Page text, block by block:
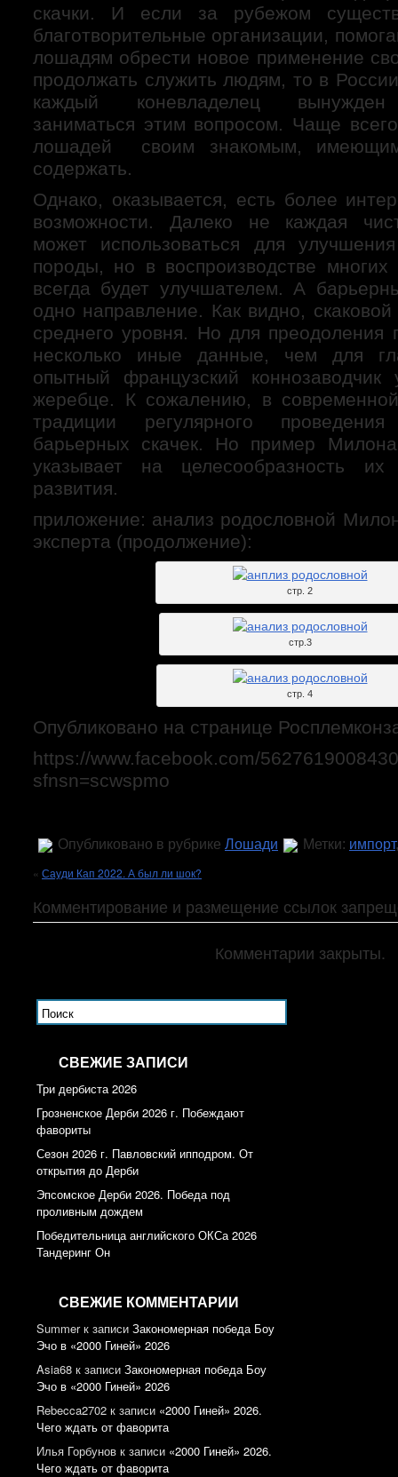
скачки. И если за рубежом
благотворительные организации,
лошадям обрести новое применение
продолжать служить людям, то в
каждый коневладелец вынужден
заниматься этим вопросом. Чаще
лошадей своим знакомым,
содержать.
Однако, оказывается, есть более
возможности. Далеко не каждая
может использоваться для
породы, но в воспроизводстве
всегда будет улучшателем. А
одно направление. Как видно,
среднего уровня. Но для преодоления
несколько иные данные, чем для
опытный французский
жеребце. К сожалению, в
традиции регулярного
барьерных скачек. Но пример
указывает на целесообразность
развития.
приложение: анализ родословной
эксперта (продолжение):
стр. 2
стр.3
стр. 4
Опубликовано на странице
https://www.facebook.com/
sfnsn=scwspmo
Опубликовано в рубрике Лошади Метки: импорт
« Сауди Кап 2022. А был ли шок?
Комментирование и размещение ссылок
Комментарии закрыты.
СВЕЖИЕ ЗАПИСИ
Три дербиста 2026
Грозненское Дерби 2026 г. Побеждают
фавориты
Сезон 2026 г. Павловский ипподром. От
открытия до Дерби
Эпсомское Дерби 2026. Победа под
проливным дождем
Победительница английского ОКСа 2026
Тандеринг Он
СВЕЖИЕ КОММЕНТАРИИ
Summerк записи Закономерная победа Боу
Эчо в «2000 Гиней» 2026
Asia68 к записи Закономерная победа Боу
Эчо в «2000 Гиней» 2026
Rebecca2702 к записи «2000 Гиней» 2026.
Чего ждать от фаворита
Илья Горбунов к записи «2000 Гиней» 2026.
Чего ждать от фаворита